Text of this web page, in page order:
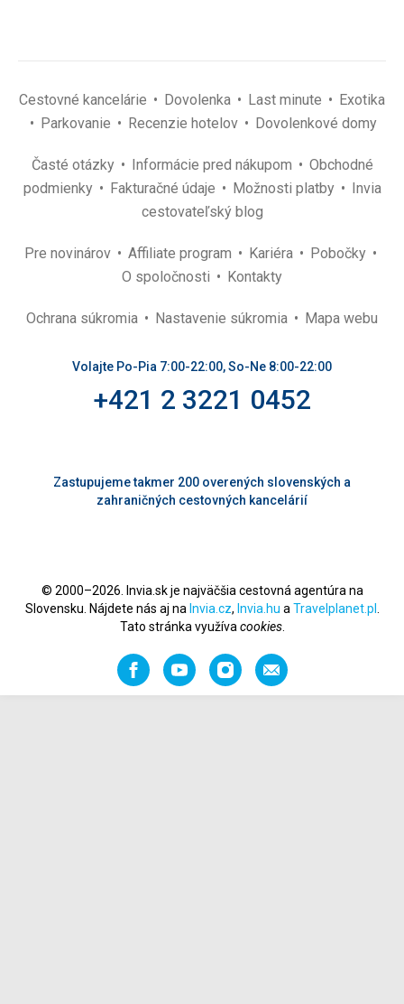
Cestovné kancelárie Dovolenka Last minute
Exotika
Parkovanie
Recenzie hotelov Dovolenkové domy
Časté otázky Informácie pred nákupom
Obchodné
podmienky
Fakturačné údaje Možnosti platby
Invia
cestovateľský blog
Pre novinárov Affiliate program Kariéra
Pobočky
O spoločnosti
Kontakty
Ochrana súkromia Nastavenie súkromia Mapa webu
Volajte Po-Pia 7:00-22:00, So-Ne 8:00-22:00
+421 2 3221 0452
Zastupujeme takmer 200 overených slovenských a
zahraničných cestovných kancelárií
© 2000–2026. Invia.sk je najväčšia cestovná agentúra na
Slovensku. Nájdete nás aj na Invia.cz, Invia.hu a Travelplanet.pl
Tato stránka využíva cookies.
FacebookYouTubeInstagramOdporučiť